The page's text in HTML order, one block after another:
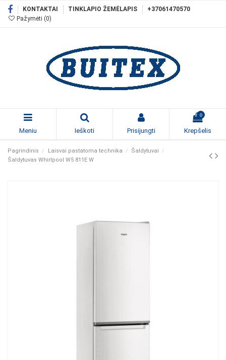
KONTAKTAI TINKLAPIO ŽEMĖLAPIS
+37061470570
Pažymėti (0)
Meniu Ieškoti Prisijungti
0
Krepšelis
Pagrindinis Laisvai pastatoma technika
Šaldytuvai
Šaldytuvas Whirlpool W5 811E W